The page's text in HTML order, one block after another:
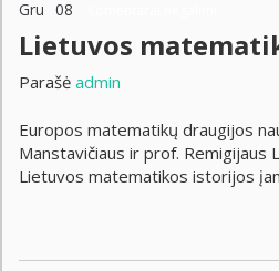
Gru 08
Lietuvos
Parašė admin
Europos matematikų draugijos
Manstavičiaus ir prof. Remigijaus
Lietuvos matematikos istorijos